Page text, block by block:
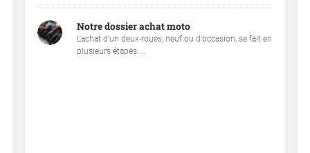
Notre dossier achat moto
L'achat d'un deux-roues, neuf ou d'occasion, se fait en
plusieurs étapes....